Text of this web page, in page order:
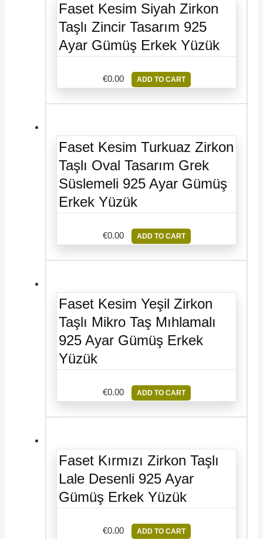
Faset Kesim Siyah Zirkon
Taşlı Zincir Tasarım 925
Ayar Gümüş Erkek Yüzük
€0.00 ADD TO CART
Faset Kesim Turkuaz Zirkon
Taşlı Oval Tasarım Grek
Süslemeli 925 Ayar Gümüş
Erkek Yüzük
€0.00 ADD TO CART
Faset Kesim Yeşil Zirkon
Taşlı Mikro Taş Mıhlamalı
925 Ayar Gümüş Erkek
Yüzük
€0.00 ADD TO CART
Faset Kırmızı Zirkon Taşlı
Lale Desenli 925 Ayar
Gümüş Erkek Yüzük
€0.00 ADD TO CART